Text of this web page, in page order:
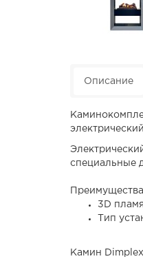
Описание
специальные
3D
Тип
Камин